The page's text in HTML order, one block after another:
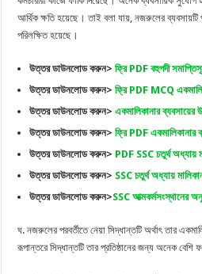
আর্থিক ক্ষতি হয়েছে। তাই বলা যায়, নজরুলের ব্যবসায়টি
পরিলক্ষিত হয়েছে।
উত্তর ডাউনলোড করুন>ফ্রি PDF বহুপদী
উত্তর ডাউনলোড করুন>ফ্রি PDF MCQ
উত্তর ডাউনলোড করুন>একমালিকানার
উত্তর ডাউনলোড করুন>ফ্রি PDF
উত্তর ডাউনলোড করুন> PDF SSC চতুর্থ অধ্যায়
উত্তর ডাউনলোড করুন> SSC চতুর্থ অধ্যায়
উত্তর ডাউনলোড করুন>SSC আত্মকর্মসংস্থানের
ঘ. নজরুলের পরবর্তীতে নেয়া সিদ্ধান্তটি অর্থাৎ তার
রূপান্তরে সিদ্ধান্তটি তার প্রতিষ্ঠানের জন্য অনেক